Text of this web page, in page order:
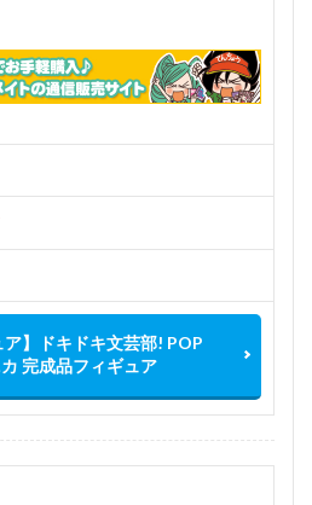
ア】ドキドキ文芸部! POP
完成品フィギュア